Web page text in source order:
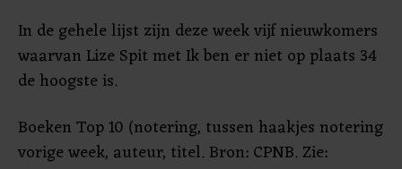
In de gehele lijst zijn deze week vijf nieuwkomers
waarvan Lize Spit met Ik ben er niet op plaats 34
de hoogste is.
Boeken Top 10 (notering, tussen haakjes notering
vorige week, auteur, titel. Bron: CPNB. Zie: